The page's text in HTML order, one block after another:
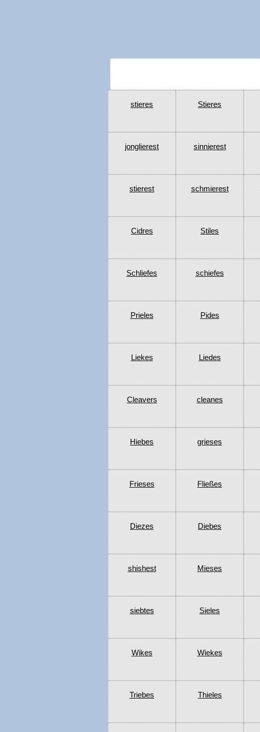
stieres Stieres
jonglierest sinnierest
stierest schmierest
Cidres Stiles
Schliefes schiefes
Prieles Pides
Liekes Liedes
Cleavers cleanes
Hiebes grieses
Frieses Fließes
Diezes Diebes
shishest Mieses
siebtes Sieles
Wikes Wiekes
Triebes Thieles